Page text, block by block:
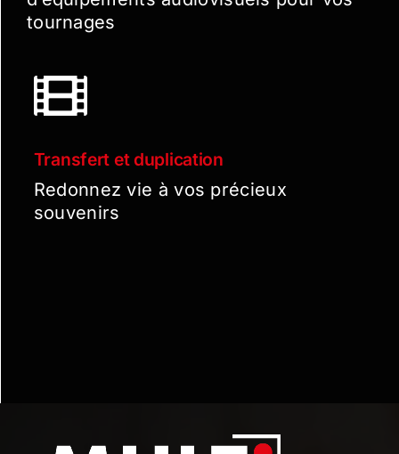
tournages
Transfert et duplication
Redonnez vie à vos précieux
souvenirs